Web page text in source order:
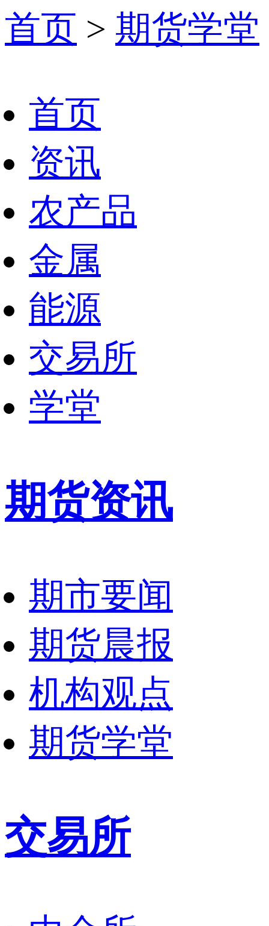
首页 > 期货学堂
首页
资讯
农产品
金属
能源
交易所
学堂
期货资讯
期市要闻
期货晨报
机构观点
期货学堂
交易所